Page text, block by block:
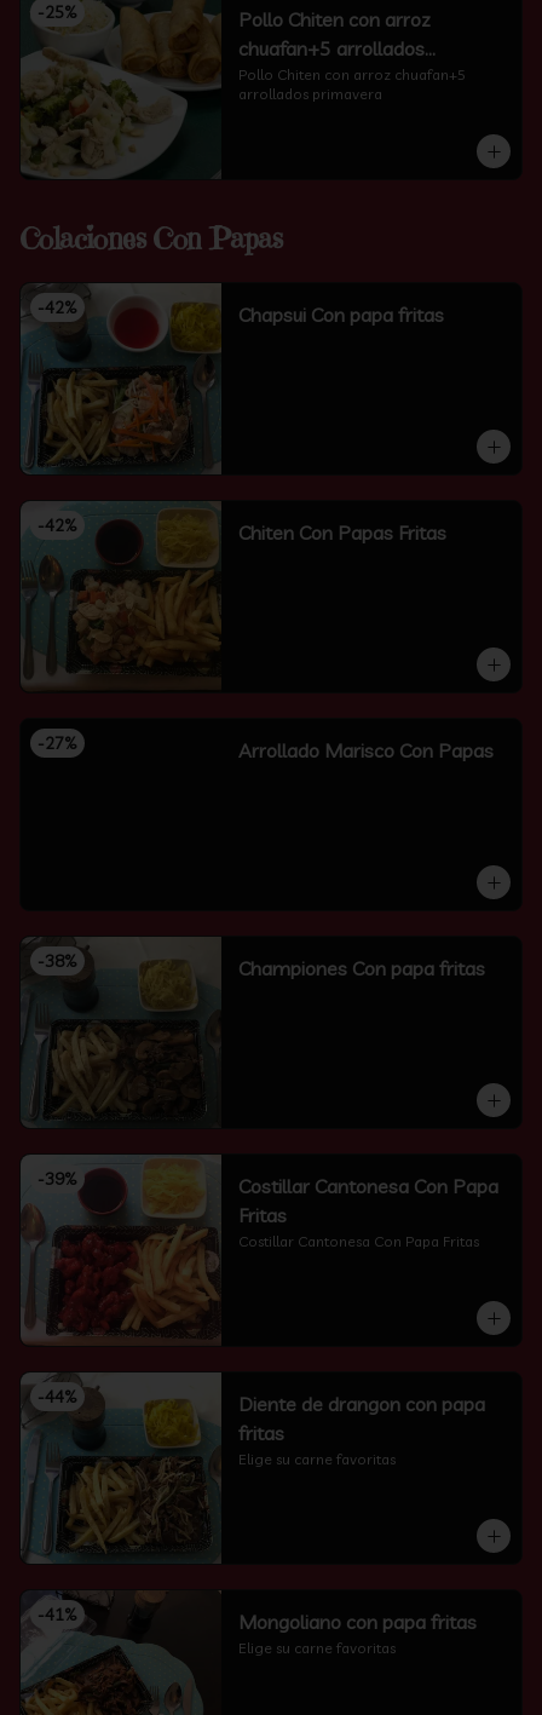
-25%
Pollo Chiten con arroz
chuafan+5 arrollados
primavera
Pollo Chiten con arroz chuafan+5
arrollados primavera
Colaciones Con Papas
-42% Chapsui Con papa fritas
-42% Chiten Con Papas Fritas
-27% Arrollado Marisco Con Papas
-38% Championes Con papa fritas
-39%
Costillar Cantonesa Con Papa
Fritas
Costillar Cantonesa Con Papa Fritas
-44%
Diente de drangon con papa
fritas
Elige su carne favoritas
-41% Mongoliano con papa fritas
Elige su carne favoritas